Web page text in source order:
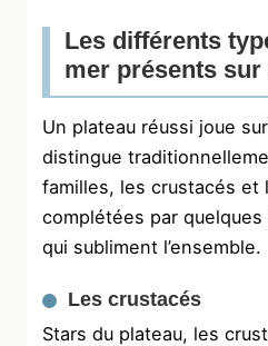
Les différents
mer présents sur
Un plateau réussi joue
distingue
familles, les crustacés et
complétées par quelques
qui subliment l’ensemble.
Les crustacés
Stars du plateau, les